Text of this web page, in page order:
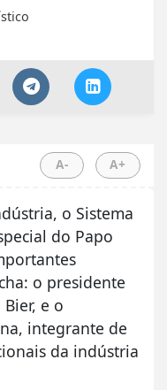
A- A+
o Sistema
do Papo
o presidente
e o
integrante de
da indústria